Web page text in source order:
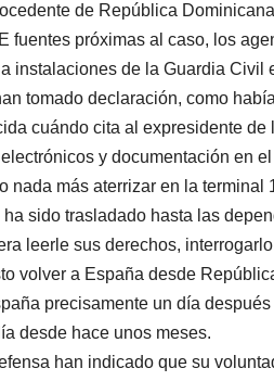
de República
fuentes próximas al caso, los
instalaciones de la Guardia
tomado declaración, como
cuándo cita al expresidente
y documentación en
nada más aterrizar en la
sido trasladado hasta las
leerle sus derechos,
volver a España desde
precisamente un día
desde hace unos meses.
han indicado que su